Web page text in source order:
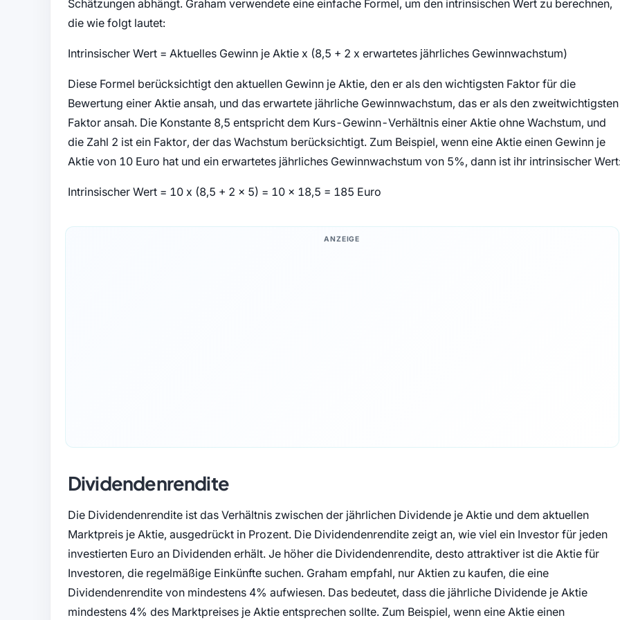
Schätzungen abhängt. Graham verwendete eine einfache Formel, um den intrinsischen Wert zu berechnen,
die wie folgt lautet:
Intrinsischer Wert = Aktuelles Gewinn je Aktie x (8,5 + 2 x erwartetes jährliches Gewinnwachstum)
Diese Formel berücksichtigt den aktuellen Gewinn je Aktie, den er als den wichtigsten Faktor für die
Bewertung einer Aktie ansah, und das erwartete jährliche Gewinnwachstum, das er als den zweitwichtigsten
Faktor ansah. Die Konstante 8,5 entspricht dem Kurs-Gewinn-Verhältnis einer Aktie ohne Wachstum, und
die Zahl 2 ist ein Faktor, der das Wachstum berücksichtigt. Zum Beispiel, wenn eine Aktie einen Gewinn je
Aktie von 10 Euro hat und ein erwartetes jährliches Gewinnwachstum von 5%, dann ist ihr intrinsischer
Intrinsischer Wert = 10 x (8,5 + 2 x 5) = 10 x 18,5 = 185 Euro
ANZEIGE
Dividendenrendite
Die Dividendenrendite ist das Verhältnis zwischen der jährlichen Dividende je Aktie und dem aktuellen
Marktpreis je Aktie, ausgedrückt in Prozent. Die Dividendenrendite zeigt an, wie viel ein Investor für jeden
investierten Euro an Dividenden erhält. Je höher die Dividendenrendite, desto attraktiver ist die Aktie für
Investoren, die regelmäßige Einkünfte suchen. Graham empfahl, nur Aktien zu kaufen, die eine
Dividendenrendite von mindestens 4% aufwiesen. Das bedeutet, dass die jährliche Dividende je Aktie
mindestens 4% des Marktpreises je Aktie entsprechen sollte. Zum Beispiel, wenn eine Aktie einen